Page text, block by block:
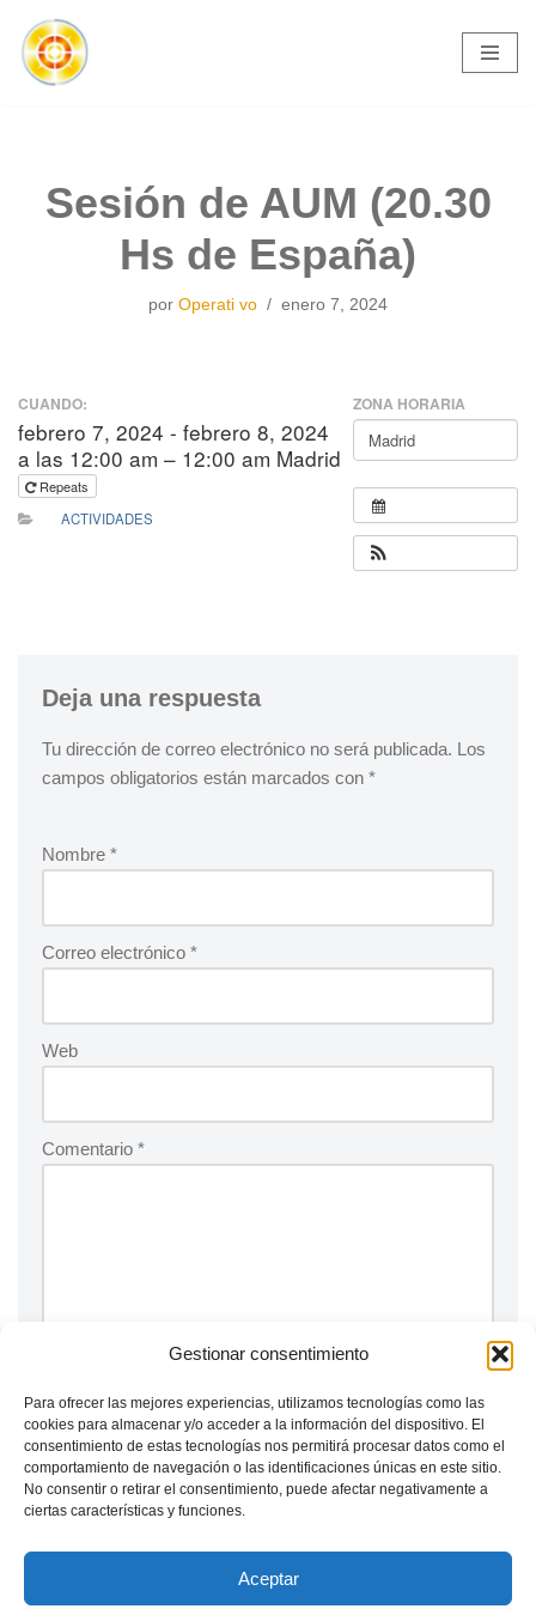
Gestionar consentimiento
Para ofrecer las mejores experiencias, utilizamos tecnologías como las
cookies para almacenar y/o acceder a la información del dispositivo. El
consentimiento de estas tecnologías nos permitirá procesar datos como el
comportamiento de navegación o las identificaciones únicas en este sitio.
No consentir o retirar el consentimiento, puede afectar negativamente a
ciertas características y funciones.
Aceptar
Saltar
Sesión de AUM (20.30
Hs de España)
por Operati vo enero 7, 2024
ZONA HORARIA
CUANDO:
febrero 7, 2024 - febrero 8, 2024
a las 12:00 am – 12:00 am Madrid
Repeats
ACTIVIDADES
Deja una respuesta
Tu dirección de correo electrónico no será publicada. Los
campos obligatorios están marcados con *
Nombre *
Correo electrónico *
Web
Comentario *
Guarda mi nombre, correo electrónico y web en este
navegador para la próxima vez que comente.